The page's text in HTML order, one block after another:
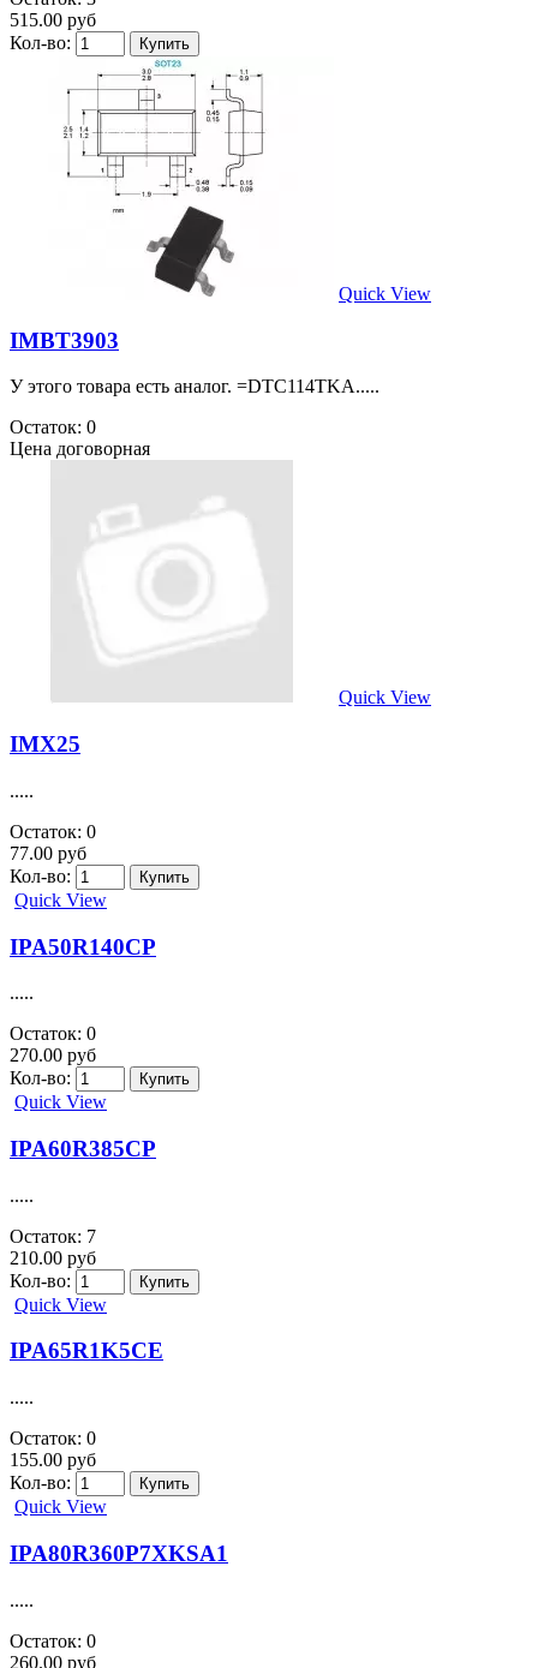
Quick View
IKW40N120H3FKSA1 (K40H1203)
Остаток: 0
755.00 руб
IKW40N60H3FKSA1 (K40H603)
Остаток: 0
Кол-во:
Quick View
IKW50N60H3
У этого товара есть аналог. Marking: K50H603.....
Остаток: 3
IMBT3903
У этого товара есть аналог. =DTC114TKA.....
Цена договорная
IMX25
.....
77.00 руб
Кол-во:
Quick View
IPA50R140CP
.....
270.00 руб
Кол-во:
Quick View